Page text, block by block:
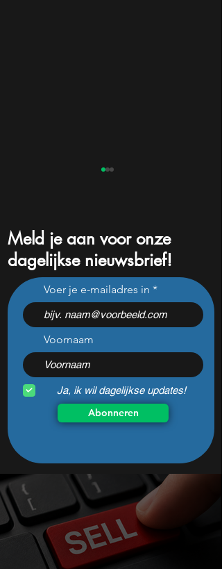
ASML koopt voor bijna €1
miljard eigen aandelen:
slimme zet of dure timing?
Meld je aan voor onze
dagelijkse nieuwsbrief!
Voer je e-mailadres in
Voornaam
Ja, ik wil dagelijkse updates!
Abonneren